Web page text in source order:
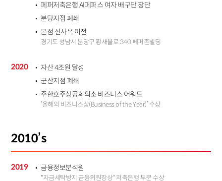
페퍼저축은행 AI페퍼스 여자 배구단 창단
분당지점 폐쇄
본점 신사옥 이전
경기도 성남시 분당구 황새울로 340 페퍼존빌딩
2020
자산 4조원 달성
군산지점 폐쇄
주한호주상공회의소 비즈니스 어워드
‘올해의 비즈니스상(Business of the Year)’ 수상
2010’s
2019 금융정보분석원
"자금세탁방지 금융위원장상" 저축은행 부문 수상